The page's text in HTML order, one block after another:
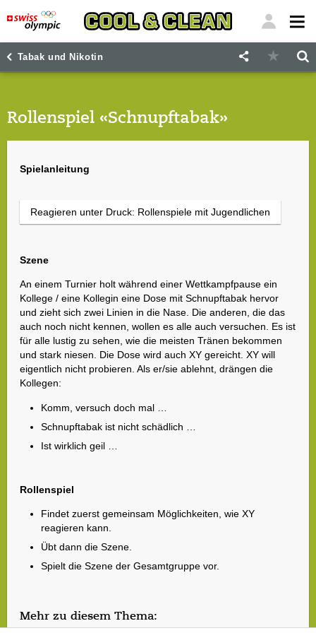
Tabak und Nikotin
Rollenspiel «Schnupftabak»
Spielanleitung
Reagieren unter Druck: Rollenspiele mit Jugendlichen
Szene
An einem Turnier holt während einer Wettkampfpause ein
Kollege / eine Kollegin eine Dose mit Schnupftabak hervor
und zieht sich zwei Linien in die Nase. Die anderen, die das
auch noch nicht kennen, wollen es alle auch versuchen. Es ist
für alle lustig zu sehen, wie die meisten Tränen bekommen
und stark niesen. Die Dose wird auch XY gereicht. XY will
eigentlich nicht probieren. Als er/sie ablehnt, drängen die
Kollegen:
Komm, versuch doch mal …
Schnupftabak ist nicht schädlich …
Ist wirklich geil …
Rollenspiel
Findet zuerst gemeinsam Möglichkeiten, wie XY
reagieren kann.
Übt dann die Szene.
Spielt die Szene der Gesamtgruppe vor.
Mehr zu diesem Thema: